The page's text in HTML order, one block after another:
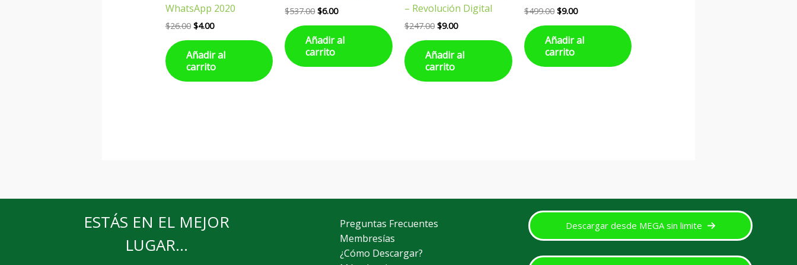
WhatsApp 2020
$26.00 $4.00
Añadir al
carrito
$537.00 $6.00
Añadir al
carrito
– Revolución Digital
$247.00 $9.00
Añadir al
carrito
$499.00 $9.00
Añadir al
carrito
ESTÁS EN EL MEJOR
LUGAR...
Preguntas Frecuentes
Membresías
¿Cómo Descargar?
Descargar desde MEGA sin limite